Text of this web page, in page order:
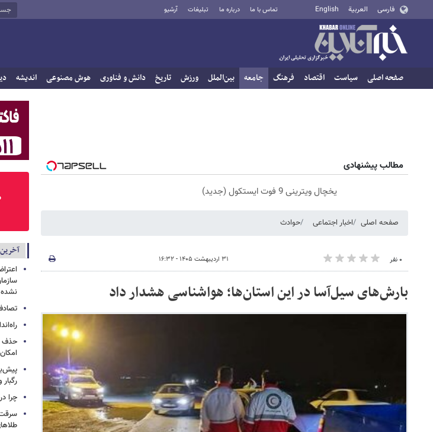
فارسی العربية English تماس با ما درباره ما تبلیغات آرشیو
صفحه اصلی سیاست اقتصاد فرهنگ جامعه بین‌الملل ورزش تاریخ دانش و فناوری هوش مصنوعی اندیشه
مطالب پیشنهادی
یخچال ویترینی 9 فوت ایستکول (جدید)
صفحه اصلی اخبار اجتماعی حوادث
۰ نفر ۳۱ اردیبهشت ۱۴۰۵ - ۱۶:۳۲
بارش‌های سیل‌آسا در این استان‌ها؛ هواشناسی هشدار داد
تصادف رخ‌به‌رخ ۲
حذف
چرا